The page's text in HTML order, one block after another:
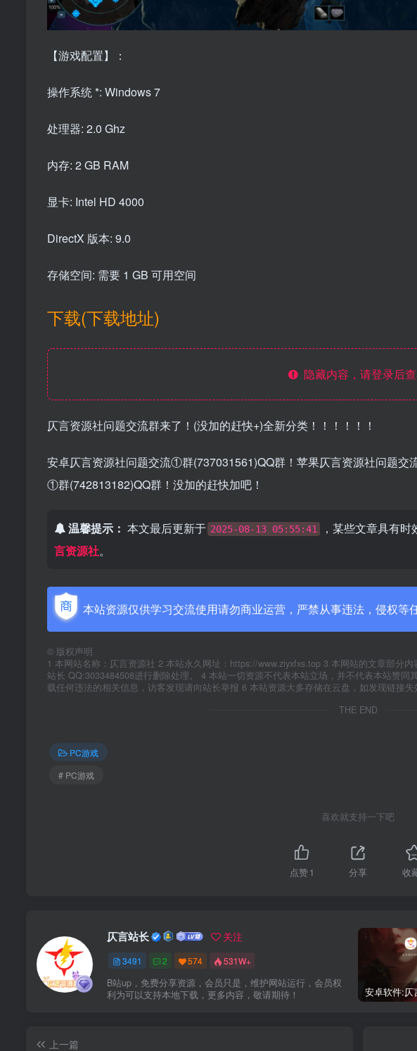
【游戏配置】：
操作系统 *: Windows 7
处理器: 2.0 Ghz
内存: 2 GB RAM
显卡: Intel HD 4000
DirectX 版本: 9.0
存储空间: 需要 1 GB 可用空间
下载(下载地址)
隐藏内容，请登录后
仄言资源社问题交流群来了！(没加的赶快+)全新分类！！！！！！
安卓仄言资源社问题交流①群(737031561)QQ群！苹果仄言资源社问题
①群(742813182)QQ群！没加的赶快加吧！
温馨提示： 本文最后更新于 2025-08-13 05:55:41 ，某些文章具有
言资源社。
本站资源仅供学习交流使用请勿商业运营，严禁从事违法，侵权等
© 版权声明
1 本网站名称：仄言资源社 2 本站永久网址：https://www.ziyxfxs.top 3 本网站的文章部分
站长 QQ:3033484508进行删除处理。 4 本站一切资源不代表本站立场，并不代表本站赞
载任何违法的相关信息，访客发现请向站长举报 6 本站资源大多存储在云盘，如发现链接失
THE END
PC游戏
# PC游戏
喜欢就支持一下吧
点赞1 分享 收
仄言站长 关注
3491 2 574 531W+
B站up，免费分享资源，会员只是，维护网站运行，会员权
利为可以支持本地下载，更多内容，敬请期待！
上一篇